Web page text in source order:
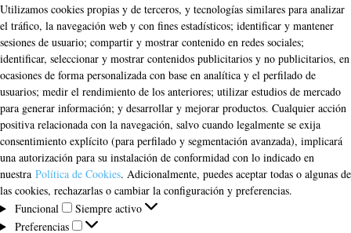
Utilizamos cookies propias y de terceros, y tecnologías similares para analizar
el tráfico, la navegación web y con fines estadísticos; identificar y mantener
sesiones de usuario; compartir y mostrar contenido en redes sociales;
identificar, seleccionar y mostrar contenidos publicitarios y no publicitarios, en
ocasiones de forma personalizada con base en analítica y el perfilado de
usuarios; medir el rendimiento de los anteriores; utilizar estudios de mercado
para generar información; y desarrollar y mejorar productos. Cualquier acción
positiva relacionada con la navegación, salvo cuando legalmente se exija
consentimiento explícito (para perfilado y segmentación avanzada), implicará
una autorización para su instalación de conformidad con lo indicado en
nuestra Política de Cookies. Adicionalmente, puedes aceptar todas o algunas de
las cookies, rechazarlas o cambiar la configuración y preferencias.
Funcional
Funcional
Siempre activo
Preferencias
Preferencias